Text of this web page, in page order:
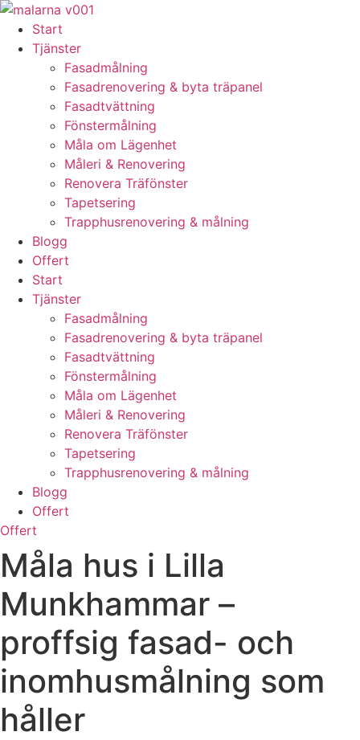
Skip
content
Start
Tjänster
Fasadmålning
Fasadrenovering & byta träpanel
Fasadtvättning
Fönstermålning
Måla om Lägenhet
Måleri & Renovering
Renovera Träfönster
Tapetsering
Trapphusrenovering & målning
Blogg
Offert
Start
Tjänster
Fasadmålning
Fasadrenovering & byta träpanel
Fasadtvättning
Fönstermålning
Måla om Lägenhet
Måleri & Renovering
Renovera Träfönster
Tapetsering
Trapphusrenovering & målning
Blogg
Offert
Offert
Måla hus i Lilla
Munkhammar –
proffsig fasad- och
inomhusmålning som
håller